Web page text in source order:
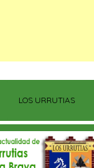
LOS URRUTIAS